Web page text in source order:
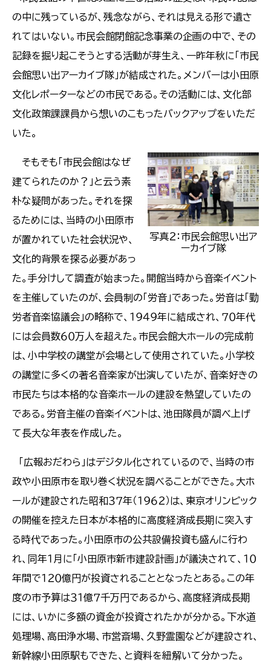
の中に残っているが、残念ながら、それは見える形で遺さ
れてはいない。市民会館閉館記念事業の企画の中で、その
記録を掘り起こそうとする活動が芽生え、一昨年秋に「市民
会館思い出アーカイブ隊」が結成された。メンバーは小田原
文化レポーターなどの市民である。その活動には、文化部
文化政策課課員から想いのこもったバックアップをいただ
いた。
写真２：市民会館思い出ア
ーカイブ隊
そもそも「市民会館はなぜ
建てられたのか？」と云う素
朴な疑問があった。それを探
るためには、当時の小田原市
が置かれていた社会状況や、
文化的背景を探る必要があっ
た。手分けして調査が始まった。開館当時から音楽イベント
を主催していたのが、会員制の「労音」であった。労音は「勤
労者音楽協議会」の略称で、１９４９年に結成され、７０年代
には会員数６０万人を超えた。市民会館大ホールの完成前
は、小中学校の講堂が会場として使用されていた。小学校
の講堂に多くの著名音楽家が出演していたが、音楽好きの
市民たちは本格的な音楽ホールの建設を熱望していたの
である。労音主催の音楽イベントは、池田隊員が調べ上げ
て長大な年表を作成した。
「広報おだわら」はデジタル化されているので、当時の市
政や小田原市を取り巻く状況を調べることができた。大ホ
ールが建設された昭和３７年（１９６２）は、東京オリンピック
の開催を控えた日本が本格的に高度経済成長期に突入す
る時代であった。小田原市の公共設備投資も盛んに行わ
れ、同年１月に「小田原市新市建設計画」が議決されて、１０
年間で１２０億円が投資されることとなったとある。この年
度の市予算は３１億７千万円であるから、高度経済成長期
には、いかに多額の資金が投資されたかが分かる。下水道
処理場、高田浄水場、市営斎場、久野霊園などが建設され、
新幹線小田原駅もできた、と資料を紐解いて分かった。